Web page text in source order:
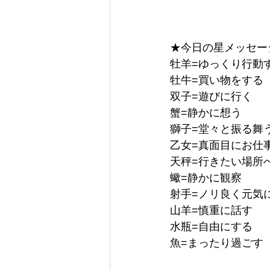
★今日の星メッセー
牡羊=ゆっくり行動
牡牛=買い物をする
双子=遊びに行く
蟹=静かに想う
獅子=堂々と振る舞
乙女=真面目にお仕
天秤=行きたい場所
蠍=静かに観察
射手=ノリ良く元気
山羊=慎重に話す
水瓶=自由にする
魚=まったり過ごす